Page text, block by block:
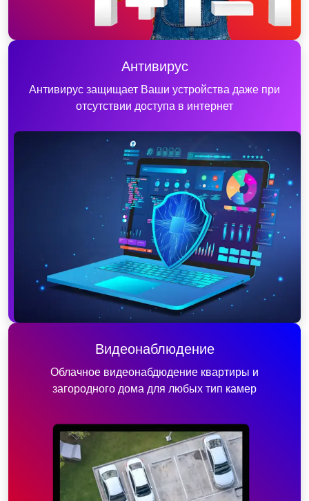
Антивирус
Антивирус защищает Ваши устройства даже при
отсутствии доступа в интернет
Видеонаблюдение
Облачное видеонабдюдение квартиры и
загородного дома для любых тип камер